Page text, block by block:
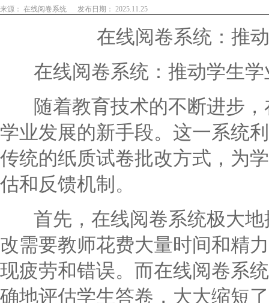
来源： 在线阅卷系统 发布日期： 2025.11.25
在线阅卷系统：推
在线阅卷系统：推动学生学
随着教育技术的不断进步，
学业发展的新手段。这一系统
传统的纸质试卷批改方式，为
估和反馈机制。
首先，在线阅卷系统极大地
改需要教师花费大量时间和精
现疲劳和错误。而在线阅卷系
确地评估学生答卷，大大缩短